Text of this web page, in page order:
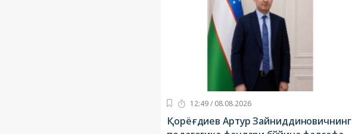
12:49 / 08.08.2026
Қорёғдиев Aртур Зайниддиновичнинг